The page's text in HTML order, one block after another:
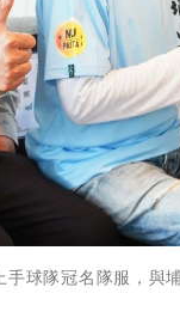
手球隊冠名隊服，